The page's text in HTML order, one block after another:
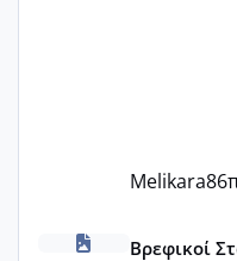
Melikara86
ΠΑΙΔΙΚΟΙ ΣΤΑΘΜΟΙ ΜΕ
Βρεφικοί